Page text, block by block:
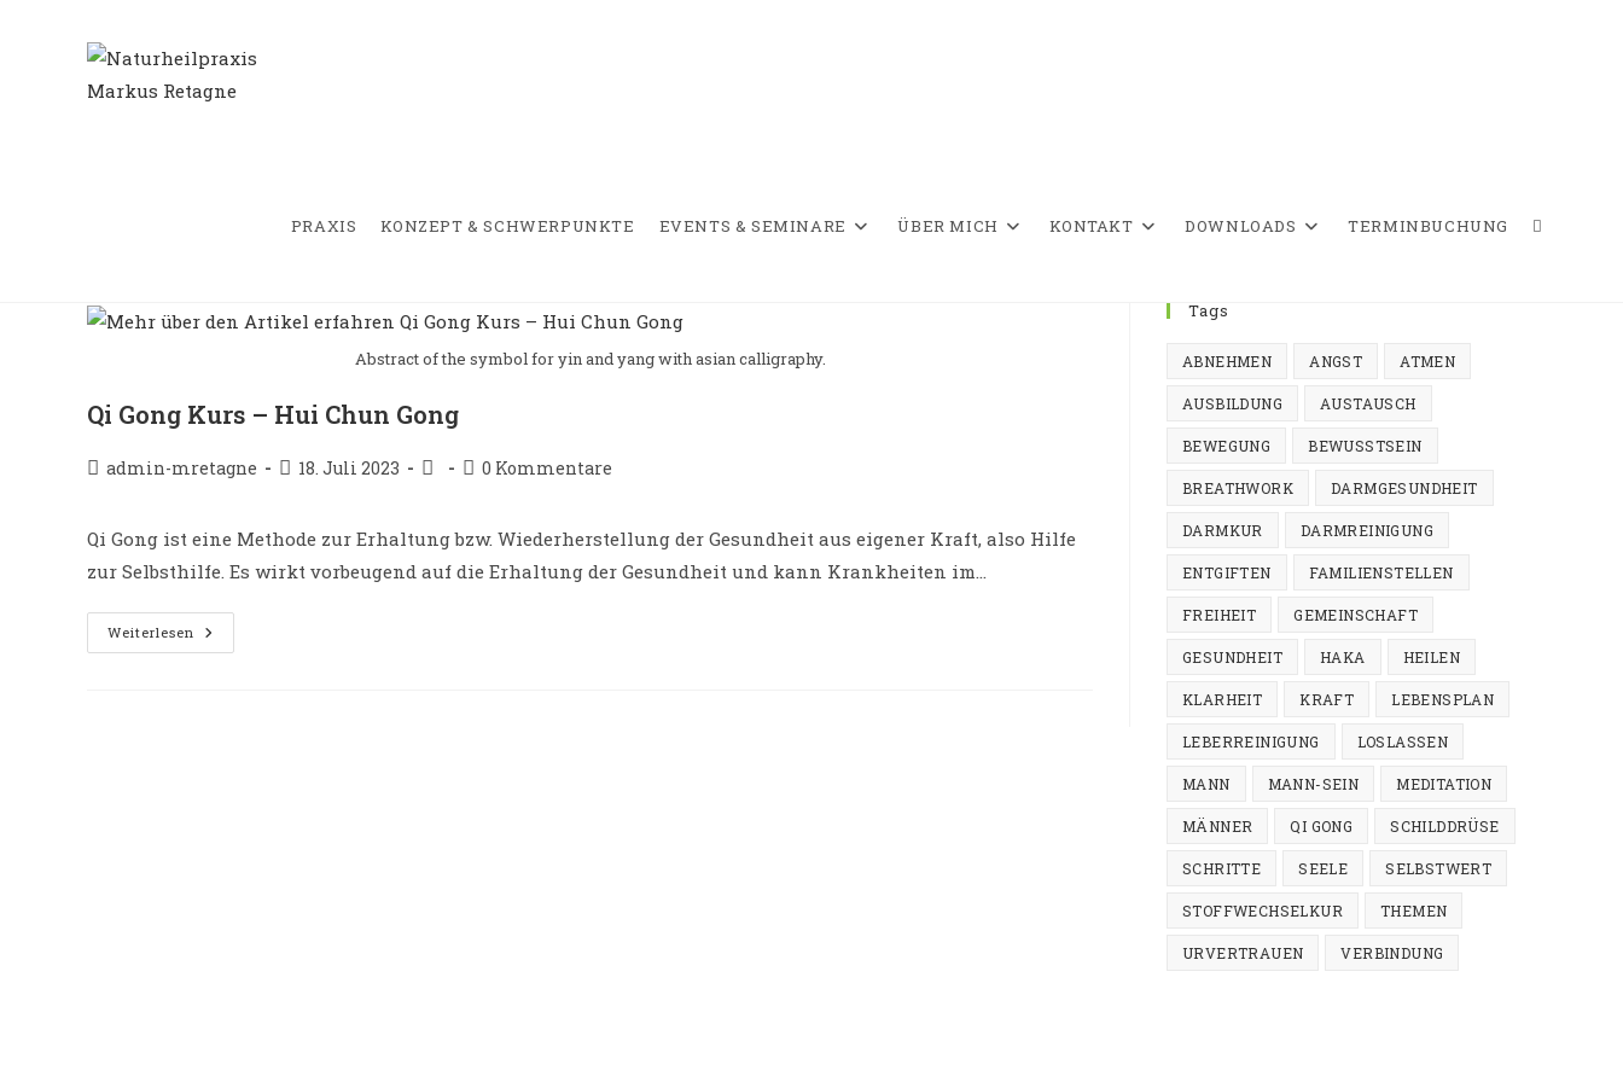
PRAXIS KONZEPT & SCHWERPUNKTE EVENTS & SEMINARE ÜBER MICH KONTAKT DOWNLOADS TERMINBUCHUNG WEBSITE-
Abstract of the symbol for yin and yang with asian calligraphy.
Qi Gong Kurs – Hui Chun Gong
Beitrags-
admin-mretagne
Beitrag
18. Juli 2023
Beitrags-Beitrags-
0 Kommentare
Qi Gong ist eine Methode zur Erhaltung bzw. Wiederherstellung der Gesundheit aus eigener Kraft, also Hilfe
zur Selbsthilfe. Es wirkt vorbeugend auf die Erhaltung der Gesundheit und kann Krankheiten im…
Weiterlesen Qi
Gong
Tags
ABNEHMEN ANGST ATMEN
AUSBILDUNG AUSTAUSCH
BEWEGUNG BEWUSSTSEIN
BREATHWORK DARMGESUNDHEIT
DARMKUR DARMREINIGUNG
ENTGIFTEN FAMILIENSTELLEN
FREIHEIT GEMEINSCHAFT
GESUNDHEIT HAKA HEILEN
KLARHEIT KRAFT LEBENSPLAN
LEBERREINIGUNG LOSLASSEN
MANN MANN-SEIN MEDITATION
MÄNNER QI GONG SCHILDDRÜSE
SCHRITTE SEELE SELBSTWERT
STOFFWECHSELKUR THEMEN
URVERTRAUEN VERBINDUNG